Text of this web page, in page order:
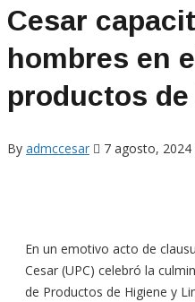
Cesar
hombres en
productos
By admccesar 7 agosto, 2024
En un emotivo acto de
Cesar (UPC) celebró la
de Productos de Higiene y